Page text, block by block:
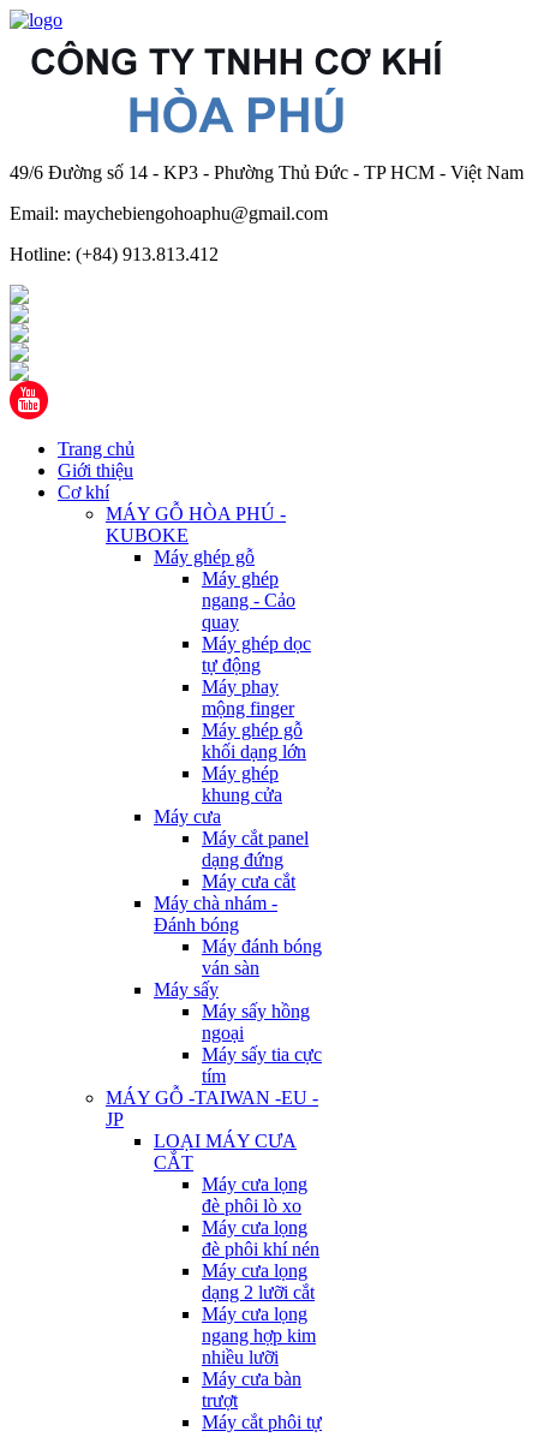
49/6 Đường số 14 - KP3 - Phường Thủ Đức - TP HCM - Việt Nam
Email: maychebiengohoaphu@gmail.com
Hotline: (+84) 913.813.412
Trang chủ
Giới thiệu
Cơ khí
MÁY GỖ HÒA PHÚ -
KUBOKE
Máy ghép gỗ
Máy ghép
ngang - Cảo
quay
Máy ghép dọc
tự động
Máy phay
mộng finger
Máy ghép gỗ
khối dạng lớn
Máy ghép
khung cửa
Máy cưa
Máy cắt panel
dạng đứng
Máy cưa cắt
Máy chà nhám -
Đánh bóng
Máy đánh bóng
ván sàn
Máy sấy
Máy sấy hồng
ngoại
Máy sấy tia cực
tím
MÁY GỖ -TAIWAN -EU -
JP
LOẠI MÁY CƯA
CẮT
Máy cưa lọng
đè phôi lò xo
Máy cưa lọng
đè phôi khí nén
Máy cưa lọng
dạng 2 lưỡi cắt
Máy cưa lọng
ngang hợp kim
nhiều lưỡi
Máy cưa bàn
trượt
Máy cắt phôi tự